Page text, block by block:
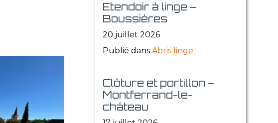
Etendoir à linge –
Boussières
20 juillet 2026
Publié dans Abris linge
Clôture et portillon –
Montferrand-le-
château